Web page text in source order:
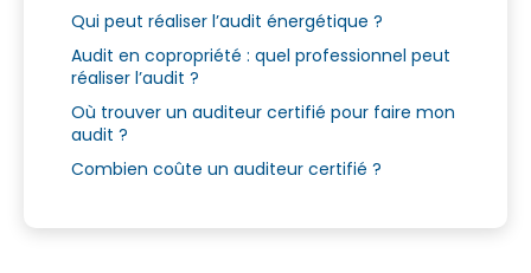
Qui peut réaliser l’audit énergétique ?
Audit en copropriété : quel professionnel peut
réaliser l’audit ?
Où trouver un auditeur certifié pour faire mon
audit ?
Combien coûte un auditeur certifié ?